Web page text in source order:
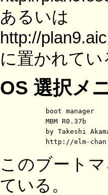
あるいは
http://
に置かれてい
OS 選択メ
	MBM R0.37b
http://elm-
このブート
ている。